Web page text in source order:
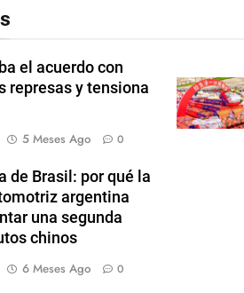
el acuerdo con
represas y tensiona
5 Meses Ago 0
de Brasil: por qué la
argentina
una segunda
chinos
6 Meses Ago 0